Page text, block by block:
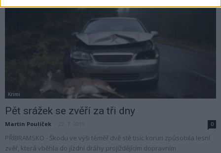
Krimi
Pět srážek se zvěří za tři dny
Martin Poulíček 0
PŘÍBRAMSKO - Škodu ve výši téměř dvě stě tisíc korun způsobila lesní
zvěř, která vběhla do jízdní dráhy projíždějícím dopravním